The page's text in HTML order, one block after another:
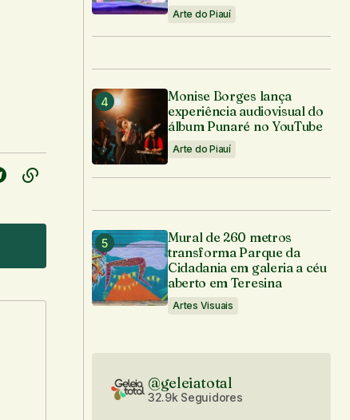
Arte do Piauí
Monise Borges lança
experiência audiovisual do
álbum Punaré no YouTube
Arte do Piauí
Mural de 260 metros
transforma Parque da
Cidadania em galeria a céu
aberto em Teresina
Artes Visuais
@geleiatotal
32.9k Seguidores